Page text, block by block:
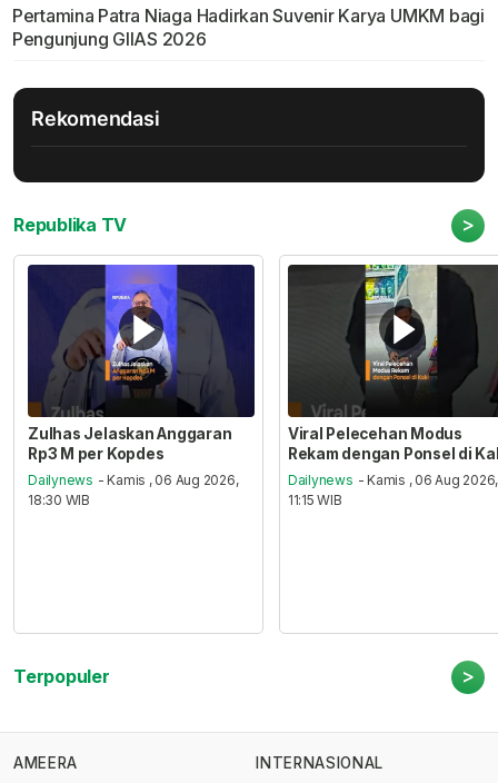
Pertamina Patra Niaga Hadirkan Suvenir Karya UMKM bagi
Pengunjung GIIAS 2026
Rekomendasi
Republika TV >
Zulhas Jelaskan Anggaran
Rp3 M per Kopdes
Dailynews - Kamis , 06 Aug 2026,
18:30 WIB
Viral Pelecehan Modus
Rekam dengan Ponsel di
Dailynews - Kamis , 06 Aug 2026,
11:15 WIB
Terpopuler >
AMEERA INTERNASIONAL